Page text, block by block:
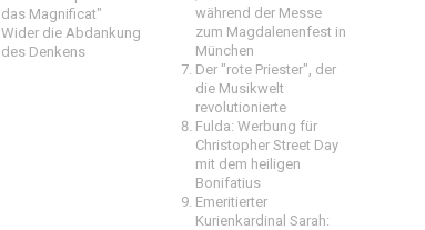
das Magnificat"
Wider die Abdankung
des Denkens
während der Messe
zum Magdalenenfest in
München
Der "rote Priester", der
die Musikwelt
revolutionierte
Fulda: Werbung für
Christopher Street Day
mit dem heiligen
Bonifatius
Emeritierter
Kurienkardinal Sarah: